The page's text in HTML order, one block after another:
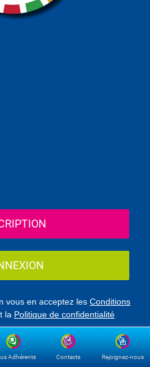
vous en acceptez les Conditions
la Politique de confidentialité
Adhérents Contacts Rejoignez-nous